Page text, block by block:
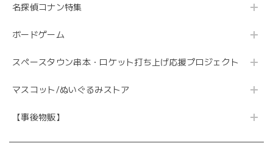
名探偵コナン特集
ボードゲーム
スペースタウン串本・ロケット打ち上げ応援プロジェクト
マスコット/ぬいぐるみストア
【事後物販】